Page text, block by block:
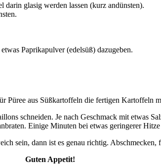
glasig werden lassen (kurz andünsten).
Paprikapulver (edelsüß) dazugeben.
aus Süßkartoffeln die fertigen Kartoffeln
schneiden. Je nach Geschmack mit etwas
Einige Minuten bei etwas geringerer
sein, dann ist es genau richtig. Abschmecken,
Guten Appetit!